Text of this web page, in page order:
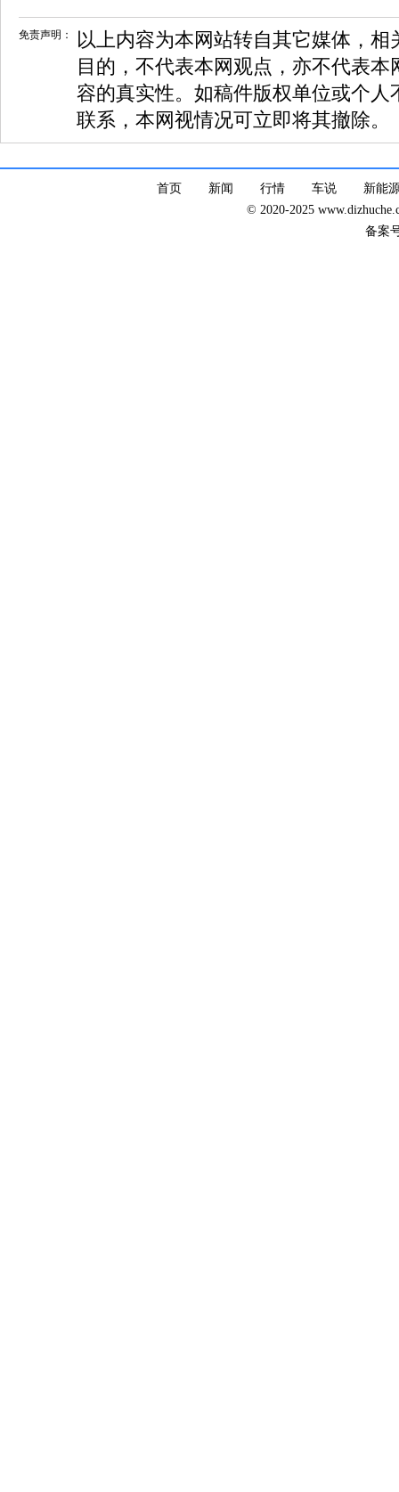
免责声明：
以上内容为本网站转自其它媒体，
目的，不代表本网观点，亦不代表
容的真实性。如稿件版权单位或个
联系，本网视情况可立即将其撤除。
首页 新闻 行情 车说
新能
© 2020-2025
备案